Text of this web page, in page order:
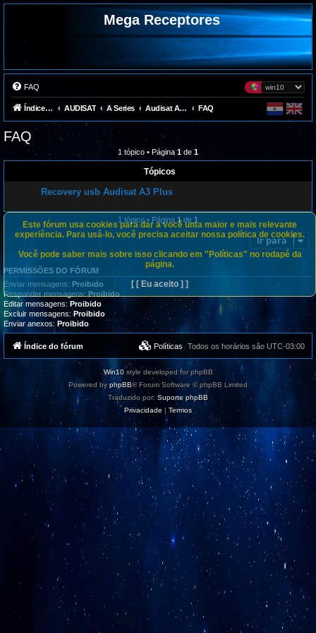
Mega Receptores
FAQ
Índice do fórum AUDISAT A Series Audisat A3 Plus FAQ
FAQ
1 tópico • Página1de 1
Tópicos
Recovery usb Audisat A3 Plus
1 tópico • Página 1de 1
Ir para
PERMISSÕES DO FÓRUM
Enviar mensagens: Proibido
Responder mensagens: Proibido
Editar mensagens:Proibido
Excluir mensagens:Proibido
Enviar anexos: Proibido
Este fórum usa cookies para dar a você uma maior e mais relevante
experiência. Para usá-lo, você precisa aceitar nossa política de cookies.
Você pode saber mais sobre isso clicando em "Políticas" no rodapé da
página.
[ [ Eu aceito ] ]
Índice do fórum Todos os horários são UTC-03:00
Políticas
Win10style developed for phpBB
Powered byphpBB® Forum Software © phpBB Limited
Traduzido por: Suporte phpBB
Privacidade | Termos